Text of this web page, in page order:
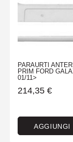
PARAURTI
PRIM FORD
01/11>
214,35 €
AGGIUNGI